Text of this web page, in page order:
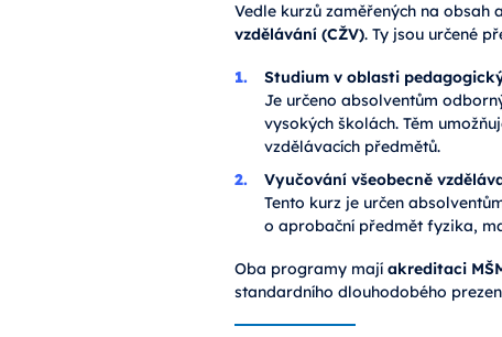
Vedle kurzů zaměřených na
vzdělávání (CŽV). Ty jsou určené
Studium v oblasti
Je určeno absolventům
vysokých školách. Těm
vzdělávacích předmětů.
Vyučování všeobecně
Tento kurz je určen
o aprobační předmět fyzika,
Oba programy mají akreditaci
standardního dlouhodobého